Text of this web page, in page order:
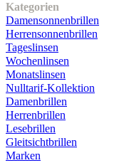
Kategorien
Damensonnenbrillen
Herrensonnenbrillen
Tageslinsen
Wochenlinsen
Monatslinsen
Nulltarif-Kollektion
Damenbrillen
Herrenbrillen
Lesebrillen
Gleitsichtbrillen
Marken